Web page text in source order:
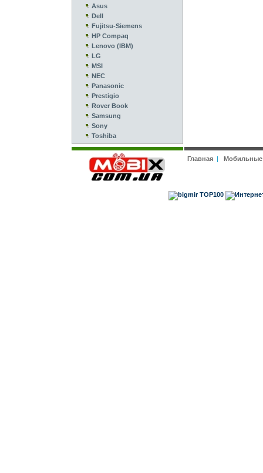
Asus
Dell
Fujitsu-Siemens
HP Compaq
Lenovo (IBM)
LG
MSI
NEC
Panasonic
Prestigio
Rover Book
Samsung
Sony
Toshiba
Главная|